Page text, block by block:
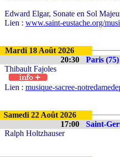
Edward Elgar, Sonate en Sol
Lien : www.saint-eustache.org/
Mardi 18 Août 2026
20:30
Paris
Thibault Fajoles
Lien : musique-sacree-
Samedi 22 Août 2026
17:00
Saint-
Ralph Holtzhauser